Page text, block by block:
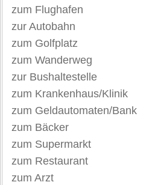
zum Flughafen
zur Autobahn
zum Golfplatz
zum Wanderweg
zur Bushaltestelle
zum Krankenhaus/Klinik
zum Geldautomaten/Bank
zum Bäcker
zum Supermarkt
zum Restaurant
zum Arzt